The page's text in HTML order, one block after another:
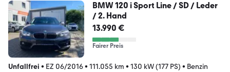
BMW 120 i Sport Line / SD / Leder
/ 2. Hand
13.990 €
Fairer Preis
Unfallfrei • EZ 06/2016• 111.055 km • 130 kW (177 PS) • Benzin